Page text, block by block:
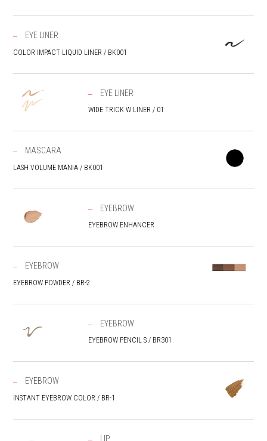
EYE LINER
COLOR IMPACT LIQUID LINER / BK001
EYE LINER
WIDE TRICK W LINER / 01
MASCARA
LASH VOLUME MANIA / BK001
EYEBROW
EYEBROW ENHANCER
EYEBROW
EYEBROW POWDER / BR-2
EYEBROW
EYEBROW PENCIL S / BR301
EYEBROW
INSTANT EYEBROW COLOR / BR-1
LIP